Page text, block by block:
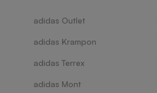
adidas Outlet
adidas Krampon
adidas Terrex
adidas Mont